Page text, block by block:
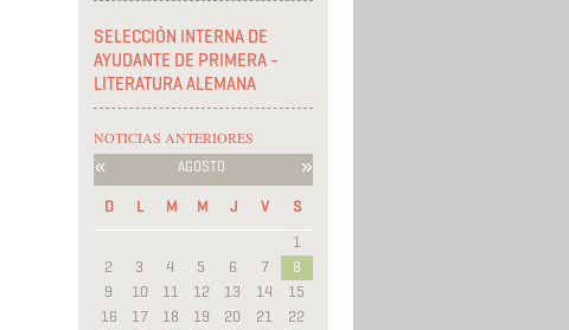
SELECCIÓN INTERNA DE
AYUDANTE DE PRIMERA -
LITERATURA ALEMANA
NOTICIAS ANTERIORES
« AGOSTO »
D L M M J V
S
1
2
3 4 5 6 7
8
9
10 11 12 13 14
15
16
17 18 19 20 21
22